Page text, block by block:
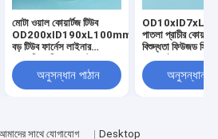
মোটা ওয়াল কোয়ার্টজ টিউব
OD200xID190xL100mm
বড় টিউব ফার্নেস লাইনার
রাসায়নিক চুল্লির জন্য উচ্চ
বিশুদ্ধতাঅনুসন্ধান পাঠান
পাতলা প্রাচীর
বিশুদ্ধতা ফিউজড
জন্য মাইক্রো ফ্লো
Bubblerঅনুসন্ধান
সাথে যোগাযোগ Desktop